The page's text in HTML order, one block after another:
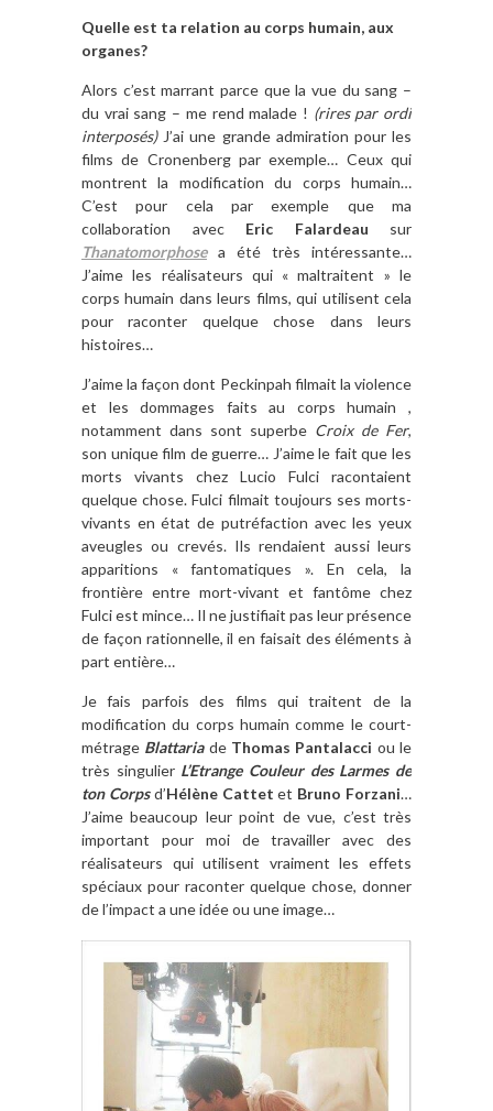
Quelle est ta relation au corps humain, aux
organes?
Alors c’est marrant parce que la vue du sang –
du vrai sang – me rend malade ! (rires par ordi
interposés) J’ai une grande admiration pour les
films de Cronenberg par exemple… Ceux qui
montrent la modification du corps humain…
C’est pour cela par exemple que ma
collaboration avecEric Falardeau sur
Thanatomorphosea été très intéressante…
J’aime les réalisateurs qui « maltraitent » le
corps humain dans leurs films, qui utilisent cela
pour raconter quelque chose dans leurs
histoires…
J’aime la façon dont Peckinpah filmait la violence
et les dommages faits au corps humain ,
notamment dans sont superbe Croix de Fer,
son unique film de guerre… J’aime le fait que les
morts vivants chez Lucio Fulci racontaient
quelque chose. Fulci filmait toujours ses morts-
vivants en état de putréfaction avec les yeux
aveugles ou crevés. Ils rendaient aussi leurs
apparitions « fantomatiques ». En cela, la
frontière entre mort-vivant et fantôme chez
Fulci est mince… Il ne justifiait pas leur présence
de façon rationnelle, il en faisait des éléments à
part entière…
Je fais parfois des films qui traitent de la
modification du corps humain comme le court-
métrage Blattariade Thomas Pantalacci ou le
très singulier L’Etrange Couleur des Larmes de
ton Corpsd’Hélène Cattet et Bruno Forzani…
J’aime beaucoup leur point de vue, c’est très
important pour moi de travailler avec des
réalisateurs qui utilisent vraiment les effets
spéciaux pour raconter quelque chose, donner
de l’impact a une idée ou une image…